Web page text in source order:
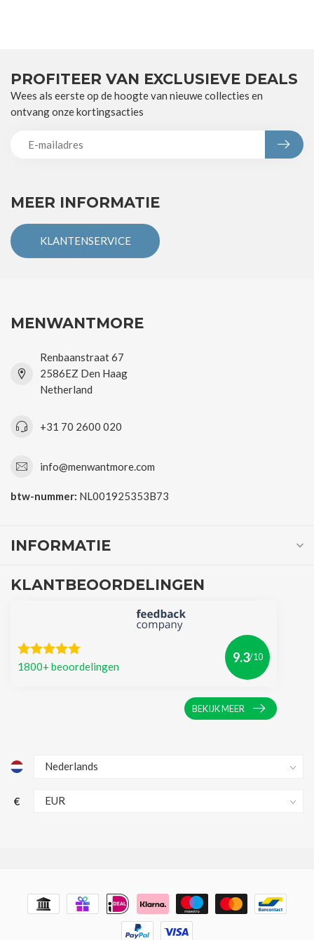
MEER INFORMATIE
KLANTENSERVICE
PROFITEER VAN EXCLUSIEVE DEALS
Wees als eerste op de hoogte van nieuwe collecties en
ontvang onze kortingsacties
MENWANTMORE
Renbaanstraat 67
2586EZ Den Haag
Netherland
+31 70 2600 020
info@menwantmore.com
btw-nummer: NL001925353B73
INFORMATIE
KLANTBEOORDELINGEN
1800+ beoordelingen
9.3/10
BEKIJK MEER
€